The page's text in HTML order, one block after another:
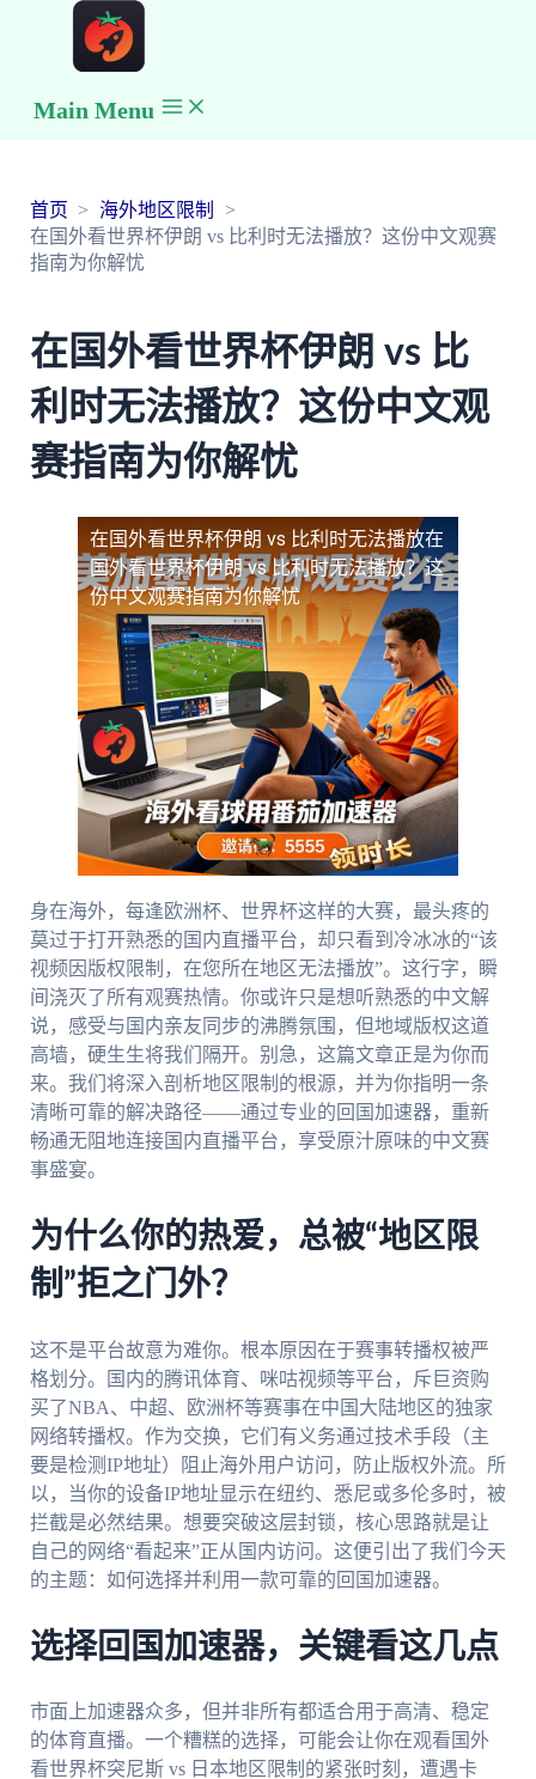
Main Menu
首页
海外地区限制
在国外看世界杯伊朗 vs 比利时无法播放？这份中文观赛
指南为你解忧
在国外看世界杯伊朗 vs 比
利时无法播放？这份中文观
赛指南为你解忧
在国外看世界杯伊朗 vs 比利时无法播放在
国外看世界杯伊朗 vs 比利时无法播放？这
份中文观赛指南为你解忧
身在海外，每逢欧洲杯、世界杯这样的大赛，最头疼的
莫过于打开熟悉的国内直播平台，却只看到冷冰冰的“该
视频因版权限制，在您所在地区无法播放”。这行字，瞬
间浇灭了所有观赛热情。你或许只是想听熟悉的中文解
说，感受与国内亲友同步的沸腾氛围，但地域版权这道
高墙，硬生生将我们隔开。别急，这篇文章正是为你而
来。我们将深入剖析地区限制的根源，并为你指明一条
清晰可靠的解决路径——通过专业的回国加速器，重新
畅通无阻地连接国内直播平台，享受原汁原味的中文赛
事盛宴。
为什么你的热爱，总被“地区限
制”拒之门外？
这不是平台故意为难你。根本原因在于赛事转播权被严
格划分。国内的腾讯体育、咪咕视频等平台，斥巨资购
买了NBA、中超、欧洲杯等赛事在中国大陆地区的独家
网络转播权。作为交换，它们有义务通过技术手段（主
要是检测IP地址）阻止海外用户访问，防止版权外流。所
以，当你的设备IP地址显示在纽约、悉尼或多伦多时，被
拦截是必然结果。想要突破这层封锁，核心思路就是让
自己的网络“看起来”正从国内访问。这便引出了我们今天
的主题：如何选择并利用一款可靠的回国加速器。
选择回国加速器，关键看这几点
市面上加速器众多，但并非所有都适合用于高清、稳定
的体育直播。一个糟糕的选择，可能会让你在观看国外
看世界杯突尼斯 vs 日本地区限制的紧张时刻，遭遇卡